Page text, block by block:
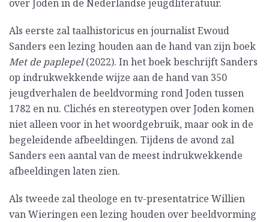
over Joden in de Nederlandse jeugdliteratuur.
Als eerste zal taalhistoricus en journalist Ewoud
Sanders een lezing houden aan de hand van zijn boek
Met de paplepel(2022). In het boek beschrijft Sanders
op indrukwekkende wijze aan de hand van 350
jeugdverhalen de beeldvorming rond Joden tussen
1782 en nu. Clichés en stereotypen over Joden komen
niet alleen voor in het woordgebruik, maar ook in de
begeleidende afbeeldingen. Tijdens de avond zal
Sanders een aantal van de meest indrukwekkende
afbeeldingen laten zien.
Als tweede zal theologe en tv-presentatrice Willien
van Wieringen een lezing houden over beeldvorming